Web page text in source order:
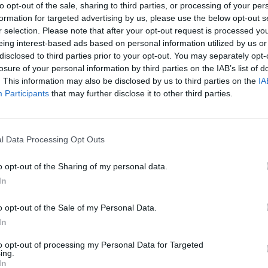
opt-out of the sale, sharing to third parties, or processing of your
for targeted advertising by us, please use the below opt-out
selection. Please note that after your opt-out request is processed
interest-based ads based on personal information utilized by us
to third parties prior to your opt-out. You may separately
of your personal information by third parties on the IAB’s list of
This information may also be disclosed by us to third parties on the
Participants that may further disclose it to other third parties.
Data Processing Opt Outs
opt-out of the Sharing of my personal data.
opt-out of the Sale of my Personal Data.
opt-out of processing my Personal Data for Targeted
της εποχής εξαφάνισε τους παραγωγούς της”.
φαρμάκων υψηλού κόστους στο σπίτι
έναντι του RSV σε ανοσοκατεσταλμένους